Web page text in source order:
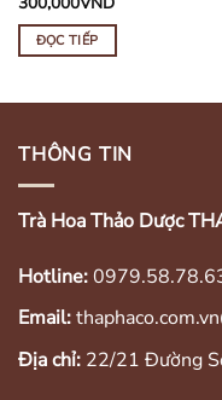
ĐỌC TIẾP
THÔNG TIN
Trà Hoa Thảo Dược
Hotline:
Email:
Địa chỉ: 22/21 Đường